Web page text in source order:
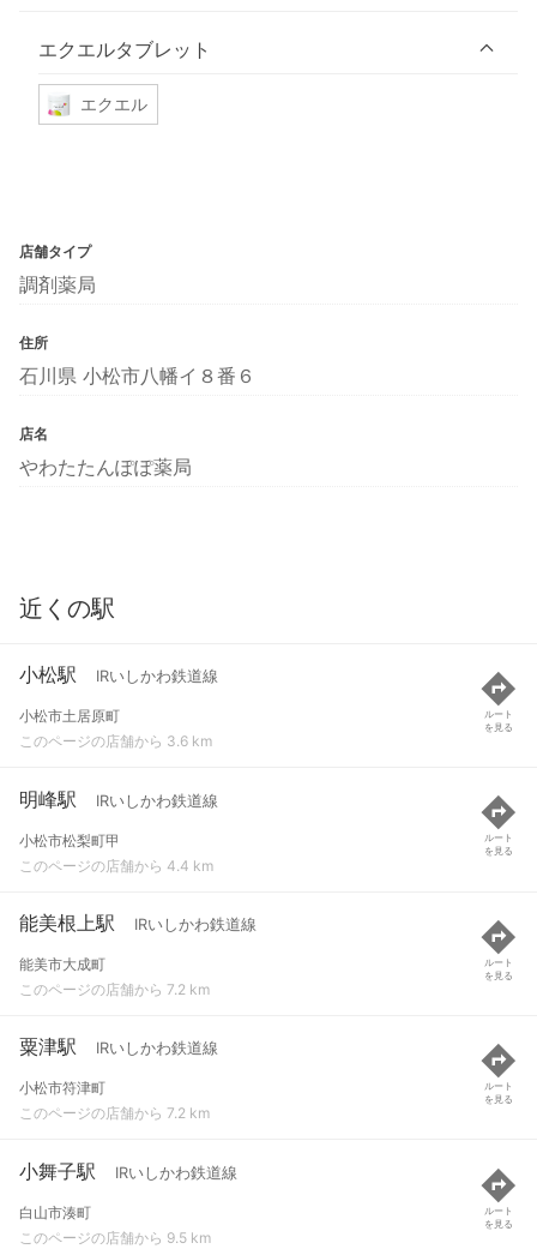
エクエルタブレット
エクエル
店舗タイプ
調剤薬局
住所
石川県 小松市八幡イ８番６
店名
やわたたんぽぽ薬局
近くの駅
小松駅 IRいしかわ鉄道線
小松市土居原町
このページの店舗から 3.6 km
ルート
を見る
明峰駅 IRいしかわ鉄道線
小松市松梨町甲
このページの店舗から 4.4 km
ルート
を見る
能美根上駅 IRいしかわ鉄道線
能美市大成町
このページの店舗から 7.2 km
ルート
を見る
粟津駅 IRいしかわ鉄道線
小松市符津町
このページの店舗から 7.2 km
ルート
を見る
小舞子駅 IRいしかわ鉄道線
白山市湊町
このページの店舗から 9.5 km
ルート
を見る